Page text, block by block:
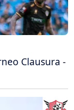
Clausura -